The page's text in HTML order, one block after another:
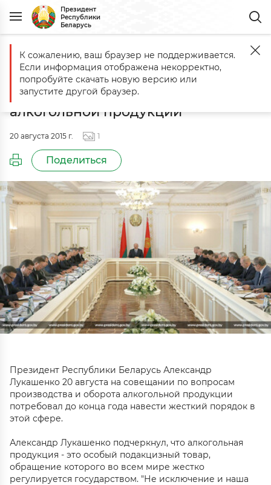
Президент
Республики
Беларусь
Главная События Cовещание по вопросам производства и
Cовещание по вопросам
производства и оборота
алкогольной продукции
20 августа 2015 г. 1
Поделиться
Президент Республики Беларусь Александр
Лукашенко 20 августа на совещании по вопросам
производства и оборота алкогольной продукции
потребовал до конца года навести жесткий порядок в
этой сфере.
Александр Лукашенко подчеркнул, что алкогольная
продукция - это особый подакцизный товар,
обращение которого во всем мире жестко
регулируется государством. "Не исключение и наша
К сожалению, ваш браузер не поддерживается.
Если информация отображена некорректно,
попробуйте скачать новую версию или
запустите другой браузер.